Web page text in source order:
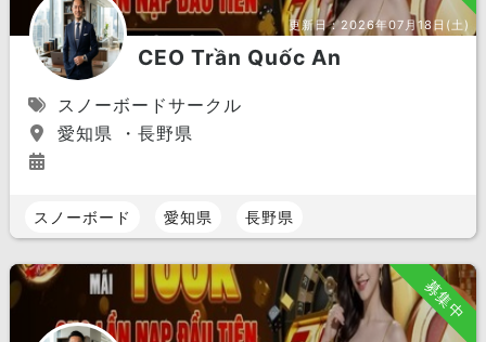
更新日：2026年07月18日(土)
CEO Trần Quốc An
スノーボードサークル
愛知県 ・長野県
スノーボード 愛知県 長野県
募集中